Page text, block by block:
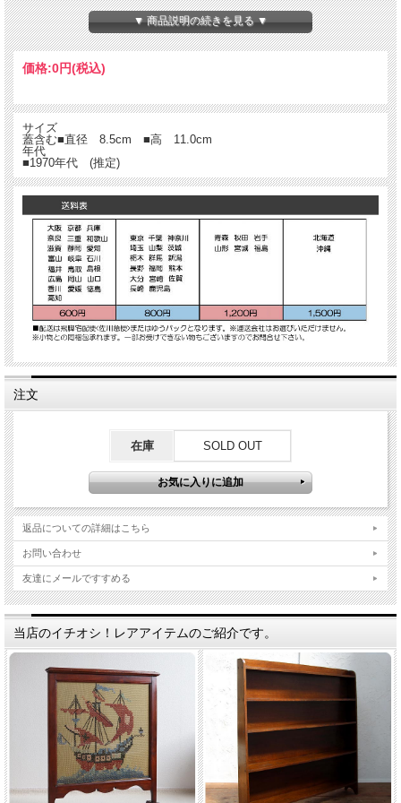
▼ 商品説明の続きを見る ▼
価格:0円(税込)
サイズ
蓋含む■直径 8.5cm ■高 11.0cm
年代
■1970年代 (推定)
注文
在庫 SOLD OUT
返品についての詳細はこちら
お問い合わせ
友達にメールですすめる
当店のイチオシ！レアアイテムのご紹介です。